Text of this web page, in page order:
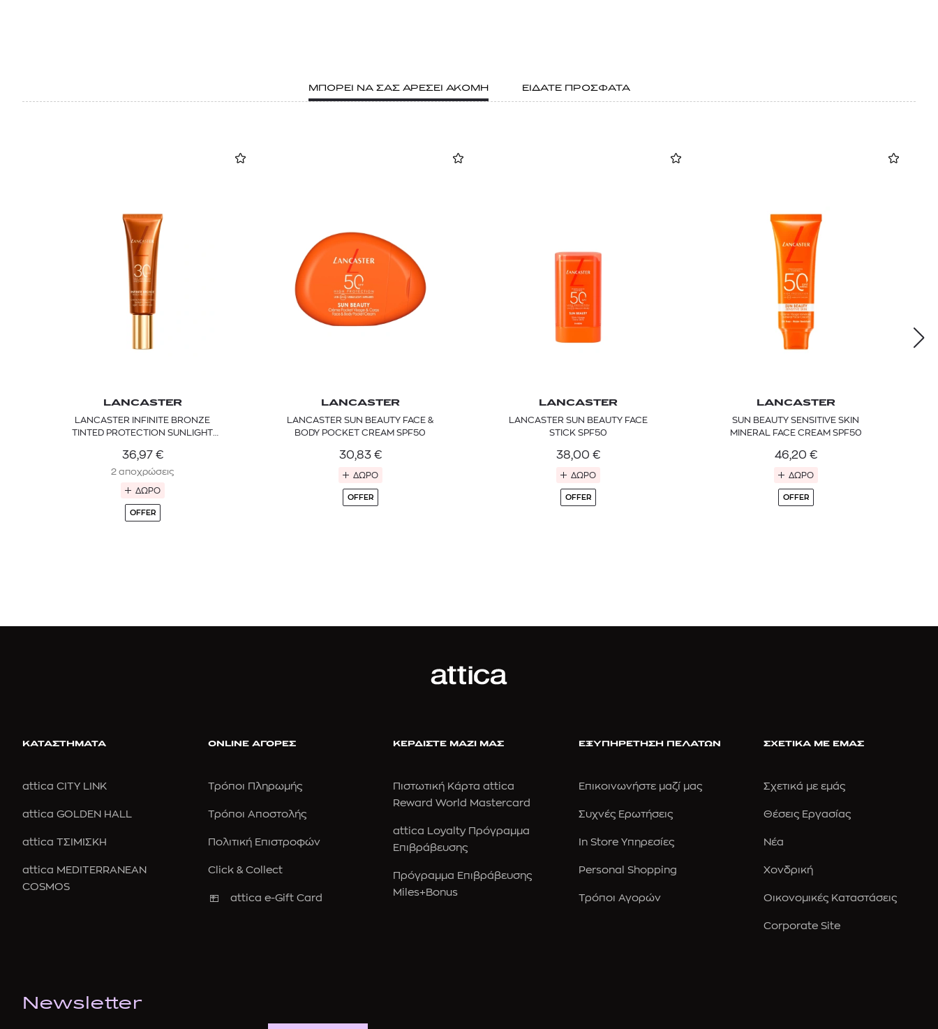
ΜΠΟΡΕΙ ΝΑ ΣΑΣ ΑΡΕΣΕΙ ΑΚΟΜΗ ΕΙΔΑΤΕ ΠΡΟΣΦΑΤΑ
LANCASTER
LANCASTER INFINITE BRONZE
TINTED PROTECTION SUNLIGHT
36,97 €
2 αποχρώσεις
ΔΩΡΟ
OFFER
LANCASTER
LANCASTER SUN BEAUTY FACE &
BODY POCKET CREAM SPF50
30,83 €
ΔΩΡΟ
OFFER
LANCASTER
LANCASTER SUN BEAUTY FACE
STICK SPF50
38,00 €
ΔΩΡΟ
OFFER
LANCASTER
SUN BEAUTY SENSITIVE SKIN
MINERAL FACE CREAM SPF50
46,20 €
ΔΩΡΟ
OFFER
ΚΑΤΑΣΤΗΜΑΤΑ
attica CITY LINK
attica GOLDEN HALL
attica ΤΣΙΜΙΣΚΗ
attica MEDITERRANEAN
COSMOS
ONLINE ΑΓΟΡΕΣ
Τρόποι Πληρωμής
Τρόποι Αποστολής
Πολιτική Επιστροφών
Click & Collect
attica e-Gift Card
ΚΕΡΔΙΣΤΕ ΜΑΖΙ ΜΑΣ
Πιστωτική Κάρτα attica
Reward World Mastercard
attica Loyalty Πρόγραμμα
Επιβράβευσης
Πρόγραμμα Επιβράβευσης
Miles+Bonus
ΕΞΥΠΗΡΕΤΗΣΗ ΠΕΛΑΤΩΝ
Επικοινωνήστε μαζί μας
Συχνές Ερωτήσεις
In Store Υπηρεσίες
Personal Shopping
Τρόποι Αγορών
ΣΧΕΤΙΚΑ ΜΕ ΕΜΑΣ
Σχετικά με εμάς
Θέσεις Εργασίας
Νέα
Χονδρική
Οικονομικές Καταστάσεις
Corporate Site
Newsletter